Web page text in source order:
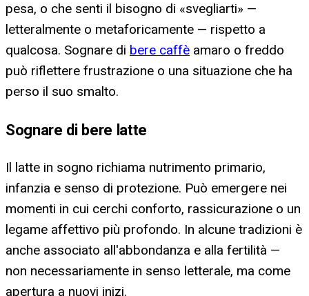
pesa, o che senti il bisogno di «svegliarti» —
letteralmente o metaforicamente — rispetto a
qualcosa. Sognare di bere caffè amaro o freddo
può riflettere frustrazione o una situazione che ha
perso il suo smalto.
Sognare di bere latte
Il latte in sogno richiama nutrimento primario,
infanzia e senso di protezione. Può emergere nei
momenti in cui cerchi conforto, rassicurazione o un
legame affettivo più profondo. In alcune tradizioni è
anche associato all'abbondanza e alla fertilità —
non necessariamente in senso letterale, ma come
apertura a nuovi inizi.